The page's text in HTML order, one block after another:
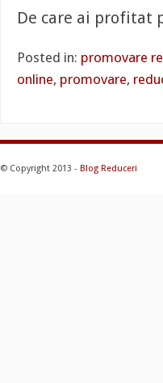
De care ai profitat
Posted in: promovare
online, promovare,
© Copyright 2013 - Blog Reduceri